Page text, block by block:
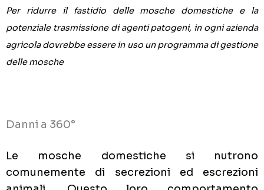
Per ridurre il fastidio delle mosche domestiche e la
potenziale trasmissione di agenti patogeni, in ogni azienda
agricola dovrebbe essere in uso un programma di gestione
delle mosche
Danni a 360°
Le mosche domestiche si nutrono
comunemente di secrezioni ed escrezioni